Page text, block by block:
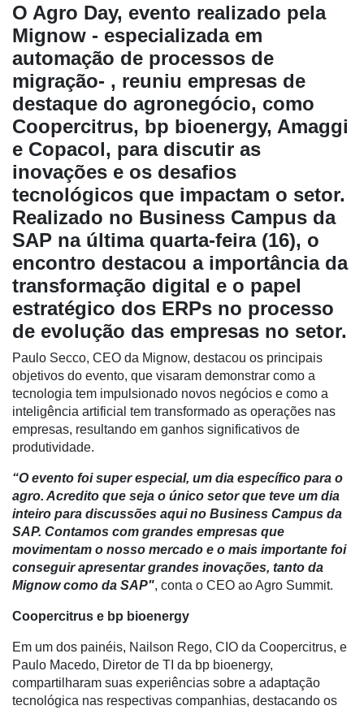
Cadastre-
se
Minha
conta
Destaque
Mercado
O Agro Day, evento realizado pela
Mignow - especializada em
automação de processos de
migração- , reuniu empresas de
destaque do agronegócio, como
Coopercitrus, bp bioenergy, Amaggi
e Copacol, para discutir as
inovações e os desafios
tecnológicos que impactam o setor.
Realizado no Business Campus da
SAP na última quarta-feira (16), o
encontro destacou a importância da
transformação digital e o papel
estratégico dos ERPs no processo
de evolução das empresas no setor.
Paulo Secco, CEO da Mignow, destacou os principais
objetivos do evento, que visaram demonstrar como a
tecnologia tem impulsionado novos negócios e como a
inteligência artificial tem transformado as operações nas
empresas, resultando em ganhos significativos de
produtividade.
“O evento foi super especial, um dia específico para o
agro. Acredito que seja o único setor que teve um dia
inteiro para discussões aqui no Business Campus da
SAP. Contamos com grandes empresas que
movimentam o nosso mercado e o mais importante foi
conseguir apresentar grandes inovações, tanto da
Mignow como da SAP", conta o CEO ao Agro Summit.
Coopercitrus e bp bioenergy
Em um dos painéis, Nailson Rego, CIO da Coopercitrus, e
Paulo Macedo, Diretor de TI da bp bioenergy,
compartilharam suas experiências sobre a adaptação
tecnológica nas respectivas companhias, destacando os